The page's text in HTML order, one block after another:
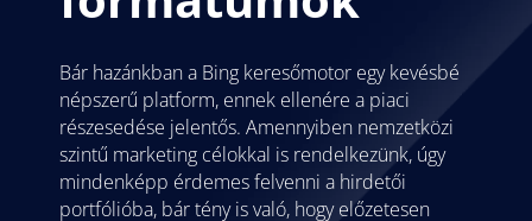
Bár hazánkban a Bing keresőmotor egy kevésbé
népszerű platform, ennek ellenére a piaci
részesedése jelentős. Amennyiben nemzetközi
szintű marketing célokkal is rendelkezünk, úgy
mindenképp érdemes felvenni a hirdetői
portfólióba, bár tény is való, hogy előzetesen